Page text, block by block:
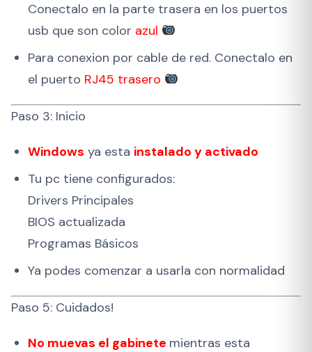
Conectalo en la parte trasera en los puertos
usb que son color azul
Para conexion por cable de red. Conectalo en
el puerto RJ45 trasero
Paso 3: Inicio
Windows ya esta instalado y activado
Tu pc tiene configurados:
Drivers Principales
BIOS actualizada
Programas Básicos
Ya podes comenzar a usarla con normalidad
Paso 5: Cuidados!
No muevas el gabinete mientras esta